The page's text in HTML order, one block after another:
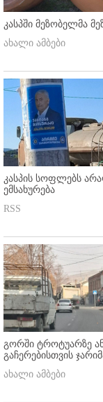
კასპში მეზობელმა
ახალი ამბები
კასპის სოფლებს
ემსახურება
RSS
გორში ტროტუარზე
გაჩერებისთვის
ახალი ამბები